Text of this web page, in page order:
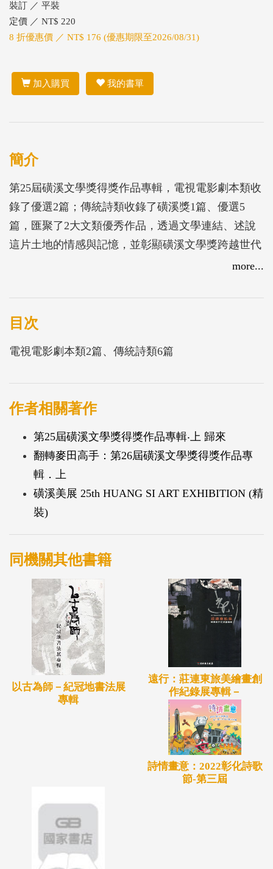
裝訂 ／ 平裝
定價 ／ NT$ 220
8 折優惠價 ／ NT$ 176 (優惠期限至2026/08/31)
加入購買 我的書單
簡介
第25屆磺溪文學獎得獎作品專輯，電視電影劇本類收
錄了優選2篇；傳統詩類收錄了磺溪獎1篇、優選5
篇，匯聚了2大文類優秀作品，透過文學連結、述說
這片土地的情感與記憶，並彰顯磺溪文學獎跨越世代
綿延不絕的文學精神，凸顯了彰化人文氣息與獨特之
more...
目次
電視電影劇本類2篇、傳統詩類6篇
作者相關著作
第25屆磺溪文學獎得獎作品專輯‧上 歸來
翻轉麥田高手：第26屆磺溪文學獎得獎作品專
輯．上
磺溪美展 25th HUANG SI ART EXHIBITION (精
裝)
同機關其他書籍
以古為師－紀冠地書法展
專輯
遠行：莊連東旅美繪畫創
作紀錄展專輯－
詩情畫意：2022彰化詩歌
節-第三屆